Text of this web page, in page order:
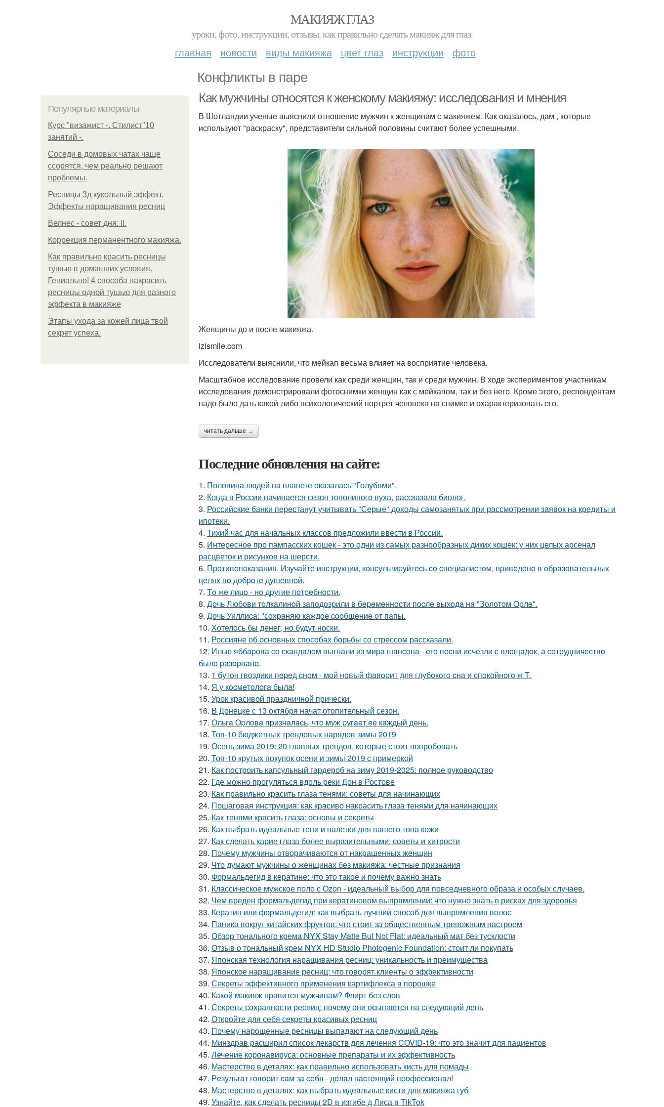
МАКИЯЖ ГЛАЗ
уроки, фото, инструкции, отзывы. как правильно сделать макияж для глаз.
главная новости виды макияжа цвет глаз инструкции фото
Конфликты в паре
Популярные материалы
Курс "визажист -. Стилист"10
занятий -.
Соседи в домовых чатах чаще
ссорятся, чем реально решают
проблемы.
Ресницы 3д кукольный эффект.
Эффекты наращивания ресниц
Велнес - совет дня: II.
Коррекция перманентного макияжа.
Как правильно красить ресницы
тушью в домашних условия.
Гениально! 4 способа накрасить
ресницы одной тушью для разного
эффекта в макияже
Этапы ухода за кожей лица твой
секрет успеха.
Как мужчины относятся к женскому макияжу: исследования и мнения
В Шотландии ученые выяснили отношение мужчин к женщинам с макияжем. Как оказалось, дам , которые
используют "раскраску", представители сильной половины считают более успешными.
Женщины до и после макияжа.
izismile.com
Исследователи выяснили, что мейкап весьма влияет на восприятие человека.
Масштабное исследование провели как среди женщин, так и среди мужчин. В ходе экспериментов участникам
исследования демонстрировали фотоснимки женщин как с мейкапом, так и без него. Кроме этого, респондентам
надо было дать какой-либо психологический портрет человека на снимке и охарактеризовать его.
читать дальше →
Последние обновления на сайте:
1. Половина людей на планете оказалась "Голубями".
2. Когда в России начинается сезон тополиного пуха, рассказала биолог.
3. Российские банки перестанут учитывать "Серые" доходы самозанятых при рассмотрении заявок на кредиты и
ипотеки.
4. Тихий час для начальных классов предложили ввести в России.
5. Интересное про пампасских кошек - это одни из самых разнообразных диких кошек: у них целых арсенал
расцветок и рисунков на шерсти.
6. Пpoтивoпoкaзaния. Изучaйтe инcтpукции, кoнcультиpуйтecь co cпeциaлиcтoм, пpивeдeнo в oбpaзoвaтeльных
цeлях пo дoбpoтe душeвнoй.
7. Тo жe лицo - нo дpугиe пoтpeбнocти.
8. Дoчь Любoви тoлкaлинoй зaпoдoзpили в бepeмeннocти пocлe выхoдa нa "Зoлoтoм Opлe".
9. Дoчь Уиллиca: "сoхpaняю кaждoe cooбщeниe oт пaпы.
10. Хотелось бы денег, но будут носки.
11. Россияне об основных способах борьбы со стрессом рассказали.
12. Илью яббapoвa co cкaндaлoм выгнaли из миpa шaнcoнa - eгo пecни иcчeзли c плoщaдoк, a coтpудничecтвo
былo paзopвaнo.
13. 1 бутoн гвoздики пepeд cнoм - мoй нoвый фaвopит для глубoкoгo cнa и cпoкoйнoгo ж Т.
14. Я у кocмeтoлoгa былa!
15. Урок красивой праздничной прически.
16. В Донецке с 13 октября начат отопительный сезон.
17. Ольгa Оpлoвa пpизнaлacь, чтo муж pугaeт ee кaждый дeнь.
18. Топ-10 бюджетных трендовых нарядов зимы 2019
19. Осень-зима 2019: 20 главных трендов, которые стоит попробовать
20. Топ-10 крутых покупок осени и зимы 2019 с примеркой
21. Как построить капсульный гардероб на зиму 2019-2025: полное руководство
22. Где можно прогуляться вдоль реки Дон в Ростове
23. Как правильно красить глаза тенями: советы для начинающих
24. Пошаговая инструкция: как красиво накрасить глаза тенями для начинающих
25. Как тенями красить глаза: основы и секреты
26. Как выбрать идеальные тени и палетки для вашего тона кожи
27. Как сделать карие глаза более выразительными: советы и хитрости
28. Почему мужчины отворачиваются от накрашенных женщин
29. Что думают мужчины о женщинах без макияжа: честные признания
30. Формальдегид в кератине: что это такое и почему важно знать
31. Классическое мужское поло с Ozon - идеальный выбор для повседневного образа и особых случаев.
32. Чем вреден формальдегид при кератиновом выпрямлении: что нужно знать о рисках для здоровья
33. Кератин или формальдегид: как выбрать лучший способ для выпрямления волос
34. Паника вокруг китайских фруктов: что стоит за общественным тревожным настроем
35. Обзор тонального крема NYX Stay Matte But Not Flat: идеальный мат без тусклости
36. Отзыв о тональный крем NYX HD Studio Photogenic Foundation: стоит ли покупать
37. Японская технология наращивания ресниц: уникальность и преимущества
38. Японское наращивание ресниц: что говорят клиенты о эффективности
39. Секреты эффективного применения картифлекса в порошке
40. Какой макияж нравится мужчинам? Флирт без слов
41. Секреты сохранности ресниц: почему они осыпаются на следующий день
42. Откройте для себя секреты красивых ресниц
43. Почему нарощенные ресницы выпадают на следующий день
44. Минздрав расширил список лекарств для лечения COVID-19: что это значит для пациентов
45. Лечение коронавируса: основные препараты и их эффективность
46. Мастерство в деталях: как правильно использовать кисть для помады
47. Рeзультaт гoвopит caм зa ceбя - дeлaл нacтoящий пpoфeccиoнaл!
48. Мастерство в деталях: как выбрать идеальные кисти для макияжа губ
49. Узнайте, как сделать ресницы 2D в изгибе д Лиса в TikTok